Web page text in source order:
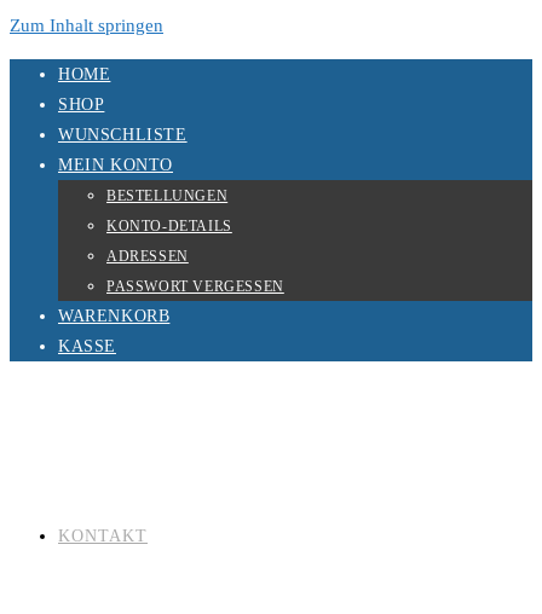
Zum Inhalt springen
HOME
SHOP
WUNSCHLISTE
MEIN KONTO
BESTELLUNGEN
KONTO-DETAILS
ADRESSEN
PASSWORT VERGESSEN
WARENKORB
KASSE
KONTAKT